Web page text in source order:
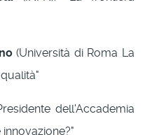
(Università di Roma La
dell'Accademia
innovazione?"